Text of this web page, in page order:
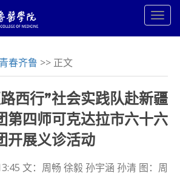
青春齐鲁 >> 正文
西行”社会实践队赴新疆
第四师可克达拉市六十六
开展义诊活动
文：周畅 徐毅 孙宇涵 孙清 图：周